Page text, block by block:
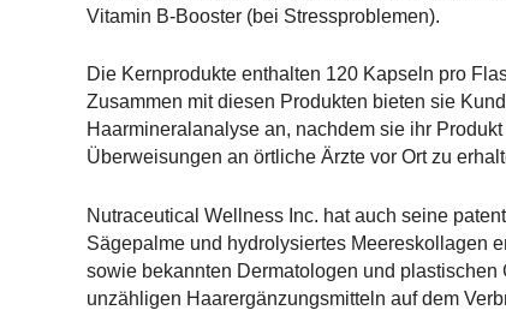
Vitamin B-Booster (bei Stressproblemen).
Die Kernprodukte enthalten 120 Kapseln pro
Zusammen mit diesen Produkten bieten sie
Haarmineralanalyse an, nachdem sie ihr
Überweisungen an örtliche Ärzte vor Ort zu
Nutraceutical Wellness Inc. hat auch seine
Sägepalme und hydrolysiertes Meereskollagen
sowie bekannten Dermatologen und
unzähligen Haarergänzungsmitteln auf dem